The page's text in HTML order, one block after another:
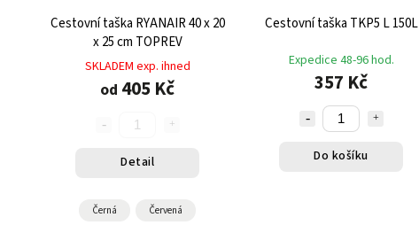
Cestovní taška RYANAIR 40 x 20
x 25 cm TOPREV
SKLADEM exp. ihned
od 405 Kč
Detail
Černá Červená
Cestovní taška TKP5 L 150L
Expedice 48-96 hod.
357 Kč
Do košíku